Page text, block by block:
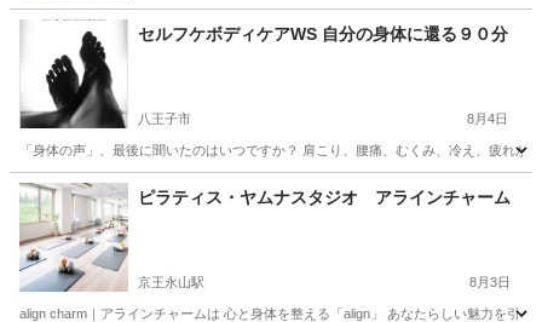
セルフケボディケアWS 自分の身体に還る９０分
八王子市 8月4日
「身体の声」、最後に聞いたのはいつですか？ 肩こり、腰痛、むくみ、冷え、疲れ
東京 八王子市 フットマッサージ 肩こり
ピラティス・ヤムナスタジオ アラインチャーム
京王永山駅 8月3日
align charm｜アラインチャームは 心と身体を整える「align」 あなたらしい魅力を引